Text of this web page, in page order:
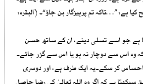
ہے: ”…تاکہ تم پرہیزگار بن جاؤ“۔ (البقرہ:
ہے جو اسے تسلی دینے، ان کے ساتھ حسن
وہ اس سے دوچار نہ ہو یا اس سے گزر جائے۔
احساس کر سکے۔یہ ایک طرف ہے، اور دوسری